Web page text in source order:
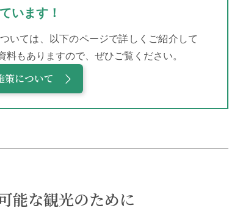
います！
いては、以下のページで詳しくご紹介して
もありますので、ぜひご覧ください。
策について
能な観光のために